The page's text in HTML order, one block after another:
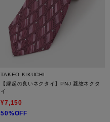
TAKEO KIKUCHI
【縁起の良いネクタイ】PNJ 菱紋ネクタ
イ
¥7,150
50%OFF